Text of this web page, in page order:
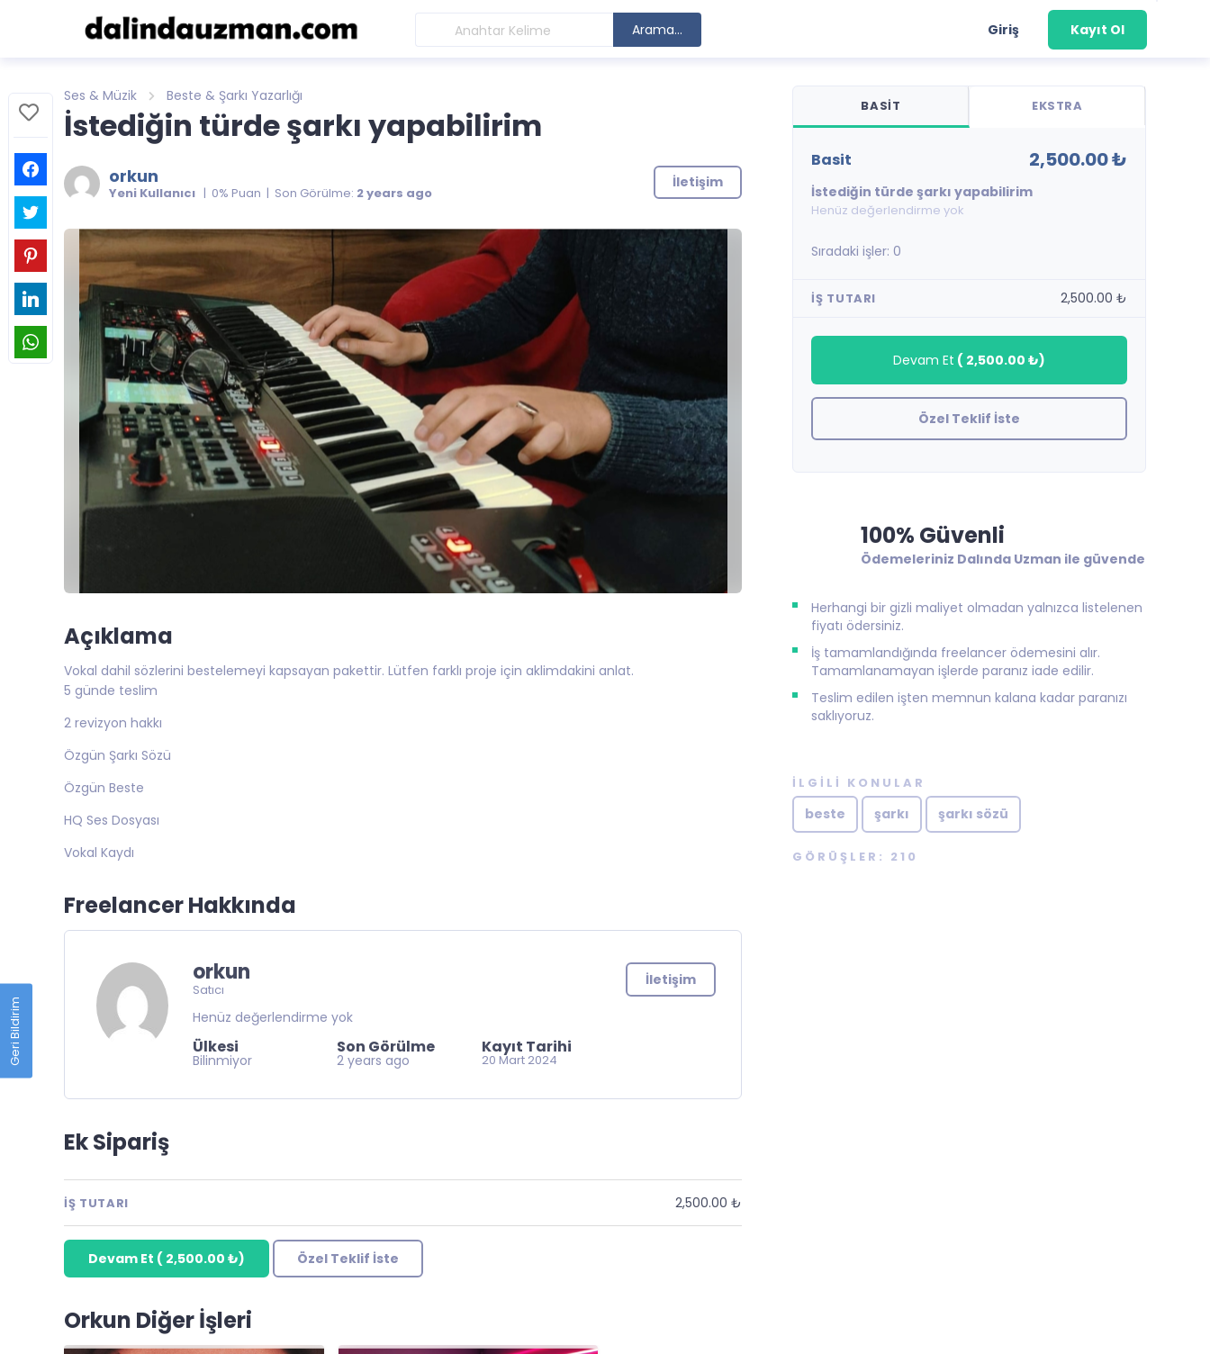
Arama... Giriş Kayıt Ol
Ses & Müzik Beste & Şarkı Yazarlığı
İstediğin türde şarkı yapabilirim
orkun
Yeni Kullanıcı | 0% Puan | Son Görülme: 2 years ago
İletişim
Açıklama
Vokal dahil sözlerini bestelemeyi kapsayan pakettir. Lütfen farklı proje için aklimdakini anlat.
5 günde teslim
2 revizyon hakkı
Özgün Şarkı Sözü
Özgün Beste
HQ Ses Dosyası
Vokal Kaydı
Freelancer Hakkında
orkun
Satıcı
Henüz değerlendirme yok
Ülkesi
Bilinmiyor
Son Görülme
2 years ago
Kayıt Tarihi
20 Mart 2024
İletişim
Ek Sipariş
İŞ TUTARI 2,500.00 ₺
Devam Et ( 2,500.00 ₺) Özel Teklif İste
BASIT EKSTRA
basit 2,500.00 ₺
İstediğin türde şarkı yapabilirim
Henüz değerlendirme yok
Sıradaki işler:0
İŞ TUTARI 2,500.00 ₺
Devam Et ( 2,500.00 ₺)
Özel Teklif İste
100% Güvenli
Ödemeleriniz Dalında Uzman ile güvende
Herhangi bir gizli maliyet olmadan yalnızca listelenen
fiyatı ödersiniz.
İş tamamlandığında freelancer ödemesini alır.
Tamamlanamayan işlerde paranız iade edilir.
Teslim edilen işten memnun kalana kadar paranızı
saklıyoruz.
İLGILI KONULAR
beste şarkı şarkı sözü
GÖRÜŞLER: 210
Orkun Diğer İşleri
Geri Bildirim